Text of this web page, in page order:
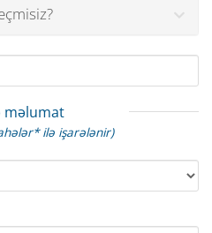
məlumat
ilə işarələnir)